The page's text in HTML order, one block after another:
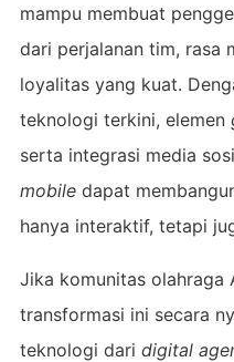
mampu membuat
dari perjalanan tim, rasa
loyalitas yang kuat.
teknologi terkini, elemen
serta integrasi media
mobile dapat
hanya interaktif, tetapi
Jika komunitas olahraga
transformasi ini secara
teknologi dari digital